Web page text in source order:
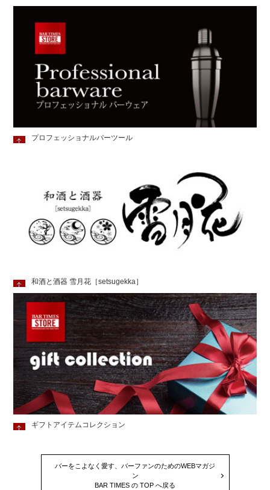
プロフェッショナルバーツール
和酒と酒器 雪月花［setsugekka］
ギフトアイテムコレクション
バーをこよなく愛す、バーファンのためのWEBマガジ
ン
BAR TIMES の TOP へ戻る